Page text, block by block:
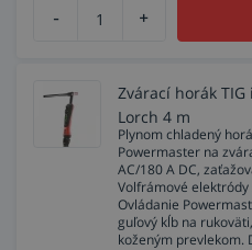
- +
Zvárací horák TIG
Lorch 4 m
Plynom chladený
Powermaster na
AC/180 A DC,
Volfrámové
Ovládanie
guľový kĺb na
koženým prevlekom.